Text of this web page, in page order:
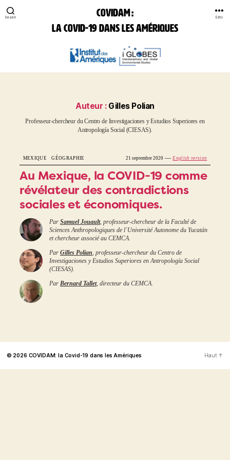
Search
COVIDAM :
la Covid-19 dans les Amériques
les
Édito
Auteur : Gilles Polian
professeur-chercheur du Centro de Investigaciones y Estudios Superiores en
Antropología Social (CIESAS).
MEXIQUE GÉOGRAPHIE 21 septembre 2020 —English version
Au Mexique, la COVID-19 comme
révélateur des contradictions
sociales et économiques.
Par Samuel Jouault, professeur-chercheur de la Faculté de
Sciences Anthropologiques de l´Université Autonome du Yucatán
et chercheur associé au CEMCA.
Par Gilles Polian, professeur-chercheur du Centro de
Investigaciones y Estudios Superiores en Antropología Social
(CIESAS).
Par Bernard Tallet, directeur du CEMCA.
© 2026 COVIDAM: la Covid-19 dans les Amériques Haut ↑